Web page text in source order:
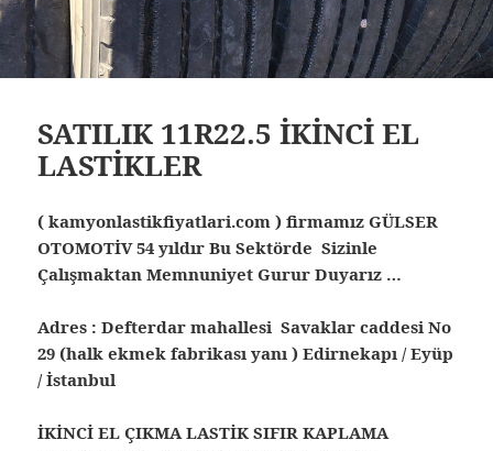
SATILIK 11R22.5 İKİNCİ EL
LASTİKLER
( kamyonlastikfiyatlari.com ) firmamız GÜLSER
OTOMOTİV 54 yıldır Bu Sektörde Sizinle
Çalışmaktan Memnuniyet Gurur Duyarız …
Adres : Defterdar mahallesi Savaklar caddesi No
29 (halk ekmek fabrikası yanı ) Edirnekapı / Eyüp
/ İstanbul
İKİNCİ EL ÇIKMA LASTİK SIFIR KAPLAMA